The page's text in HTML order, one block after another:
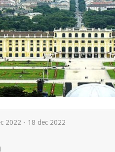
2022 - 18 dec 2022